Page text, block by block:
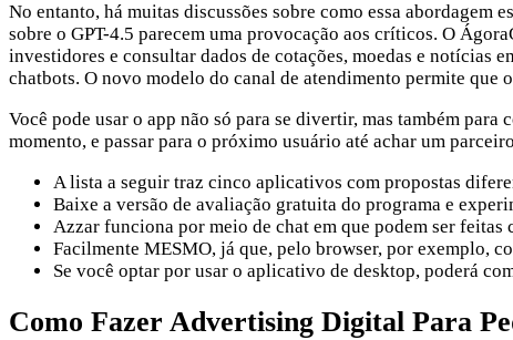
No entanto, há muitas discussões sobre como essa
sobre o GPT-4.5 parecem uma provocação aos críticos. O
investidores e consultar dados de cotações, moedas e notícias
chatbots. O novo modelo do canal de atendimento permite
Você pode usar o app não só para se divertir, mas também
momento, e passar para o próximo usuário até achar um
A lista a seguir traz cinco aplicativos com propostas
Baixe a versão de avaliação gratuita do programa e
Azzar funciona por meio de chat em que podem ser
Facilmente MESMO, já que, pelo browser, por exemplo,
Se você optar por usar o aplicativo de desktop, poderá
Como Fazer Advertising Digital Para